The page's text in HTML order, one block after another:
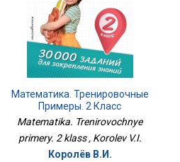
Математика. Тренировочные
Примеры. 2 Класс
Matematika. Trenirovochnye
primery. 2 klass , Korolev V.I.
Королёв В.И.